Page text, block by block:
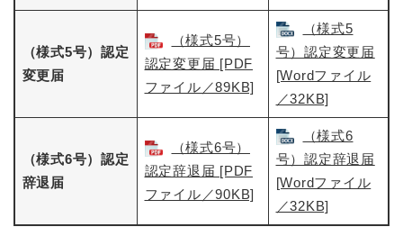
（様式5号）認定
変更届
（様式5号）
認定変更届​ [PDF
ファイル／89KB]
（様式5
号）認定変更届​
[Wordファイル
／32KB]
（様式6号）認定
辞退届
（様式6号）
認定辞退届​ [PDF
ファイル／90KB]
（様式6
号）認定辞退届​
[Wordファイル
／32KB]